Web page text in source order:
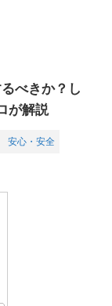
べきか？し
が解説
安心・安全